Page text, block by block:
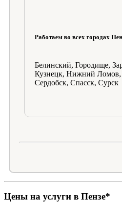
Работаем во всех городах
Белинский, Городище,
Кузнецк, Нижний Ломов,
Сердобск, Спасск, Сурск
Цены на услуги в Пензе*